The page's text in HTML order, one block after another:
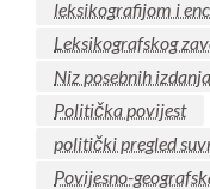
leksikografijom i
Leksikografskog
Niz posebnih izdanja
Politička povijest
politički pregled
Povijesno-